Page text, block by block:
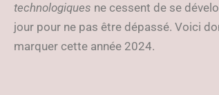
technologiques ne cessent de se
jour pour ne pas être dépassé. Voici
marquer cette année 2024.